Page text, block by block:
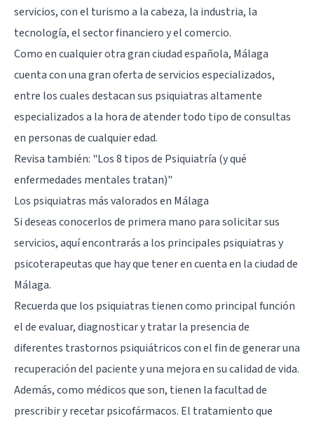
servicios, con el turismo a la cabeza, la industria, la
tecnología, el sector financiero y el comercio.
Como en cualquier otra gran ciudad española, Málaga
cuenta con una gran oferta de servicios especializados,
entre los cuales destacan sus psiquiatras altamente
especializados a la hora de atender todo tipo de consultas
en personas de cualquier edad.
Revisa también: "Los 8 tipos de Psiquiatría (y qué
enfermedades mentales tratan)"
Los psiquiatras más valorados en Málaga
Si deseas conocerlos de primera mano para solicitar sus
servicios, aquí encontrarás a los principales psiquiatras y
psicoterapeutas que hay que tener en cuenta en la ciudad de
Málaga.
Recuerda que los psiquiatras tienen como principal función
el de evaluar, diagnosticar y tratar la presencia de
diferentes trastornos psiquiátricos con el fin de generar una
recuperación del paciente y una mejora en su calidad de vida.
Además, como médicos que son, tienen la facultad de
prescribir y recetar psicofármacos. El tratamiento que